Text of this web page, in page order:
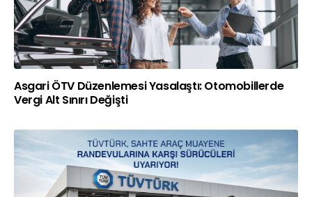
Asgari ÖTV Düzenlemesi Yasalaştı: Otomobillerde
Vergi Alt Sınırı Değişti